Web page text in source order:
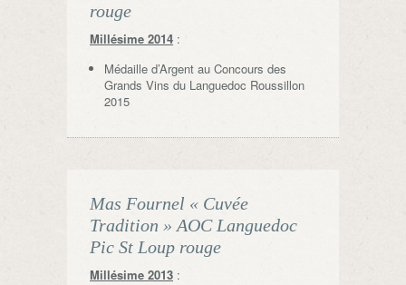
rouge
Millésime 2014 :
Médaille d’Argent au Concours des
Grands Vins du Languedoc Roussillon
2015
Mas Fournel « Cuvée
Tradition » AOC Languedoc
Pic St Loup rouge
Millésime 2013 :